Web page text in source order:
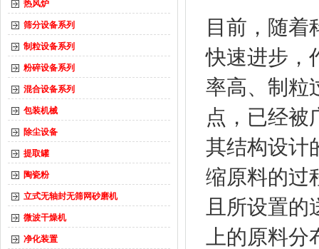
热风炉
筛分设备系列
制粒设备系列
粉碎设备系列
混合设备系列
包装机械
除尘设备
提取罐
陶瓷粉
立式无轴封无筛网砂磨机
微波干燥机
净化装置
目前，随着
快速进步，
率高、制粒
点，已经被
其结构设计
缩原料的过
且所设置
上的原料